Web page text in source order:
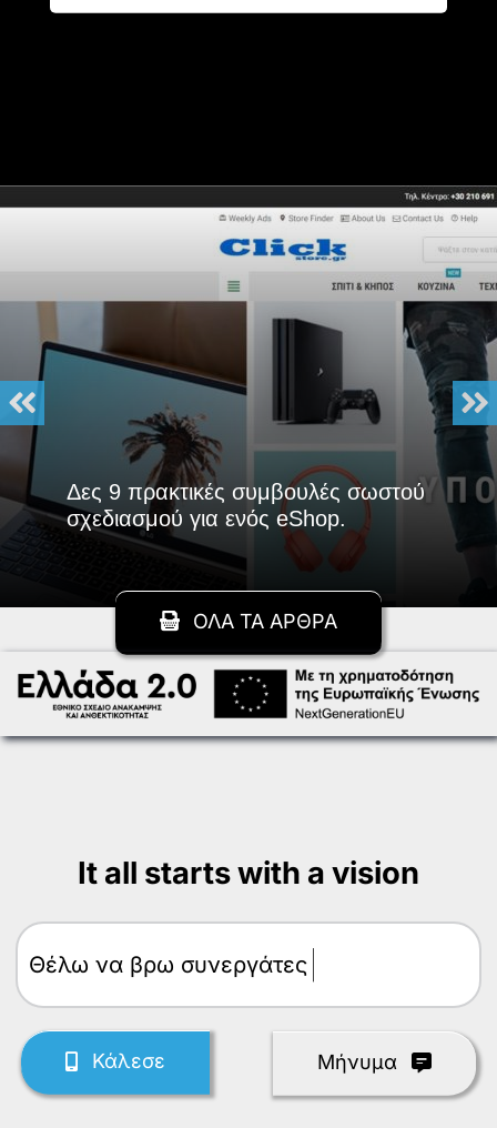
Δες 9 πρακτικές συμβουλές σωστού
σχεδιασμού για ενός eShop.
ΟΛΑ ΤΑ ΑΡΘΡΑ
It all starts with a vision
Θέλω
Κάλεσε Mήνυμα